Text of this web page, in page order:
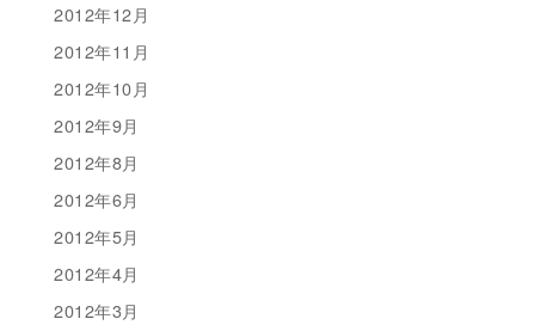
2012年12月
2012年11月
2012年10月
2012年9月
2012年8月
2012年6月
2012年5月
2012年4月
2012年3月